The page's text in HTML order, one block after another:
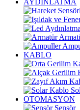
AYDINLATMA
KABLO
OTOMASYON
Sensör